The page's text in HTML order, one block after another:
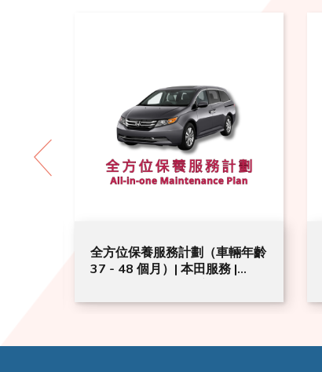
全方位保養服務計劃（車輛年齡
37 - 48 個月）| 本田服務 |